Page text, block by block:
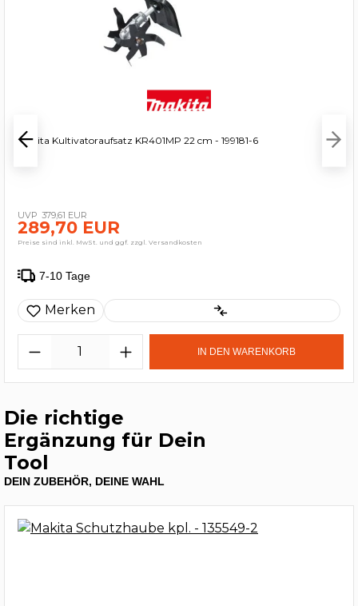
Makita Kultivatoraufsatz KR401MP 22 cm - 199181-6
379,61 EUR
289,70 EUR
Preise sind inkl. MwSt. und ggf. zzgl. Versandkosten
7-10 Tage
Merken
IN DEN WARENKORB
Die richtige
Ergänzung für Dein
Tool
DEIN ZUBEHÖR, DEINE WAHL